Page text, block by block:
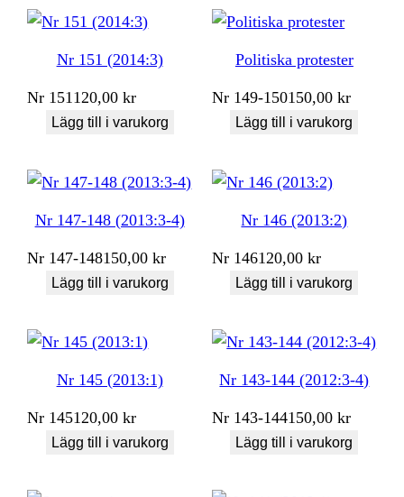
Nr 151 (2014:3)
Nr 151120,00kr
Lägg till i varukorg
Politiska protester
Nr 149-150150,00kr
Lägg till i varukorg
Nr 147-148 (2013:3-4)
Nr 147-148150,00kr
Lägg till i varukorg
Nr 146 (2013:2)
Nr 146120,00kr
Lägg till i varukorg
Nr 145 (2013:1)
Nr 145120,00kr
Lägg till i varukorg
Nr 143-144 (2012:3-4)
Nr 143-144150,00kr
Lägg till i varukorg